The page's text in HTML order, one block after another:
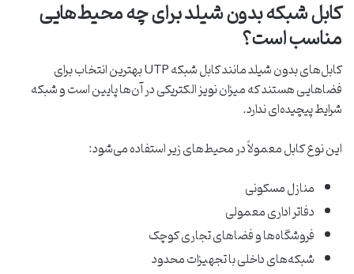
کابل شبکه بدون شیلد برای چه محیط‌هایی
مناسب است؟
کابل‌های بدون شیلد مانند کابل شبکه UTP بهترین انتخاب برای
فضاهایی هستند که میزان نویز الکتریکی در آن‌ها پایین است و شبکه
شرایط پیچیده‌ای ندارد.
این نوع کابل معمولاً در محیط‌های زیر استفاده می‌شود:
منازل مسکونی
دفاتر اداری معمولی
فروشگاه‌ها و فضاهای تجاری کوچک
شبکه‌های داخلی با تجهیزات محدود